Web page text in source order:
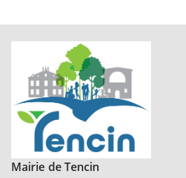
Mairie de Tencin